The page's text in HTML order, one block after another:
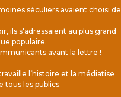
séculiers avaient choisi de
ils s'adressaient au plus grand
populaire.
avant la lettre !
l’histoire et la médiatise
tous les publics.